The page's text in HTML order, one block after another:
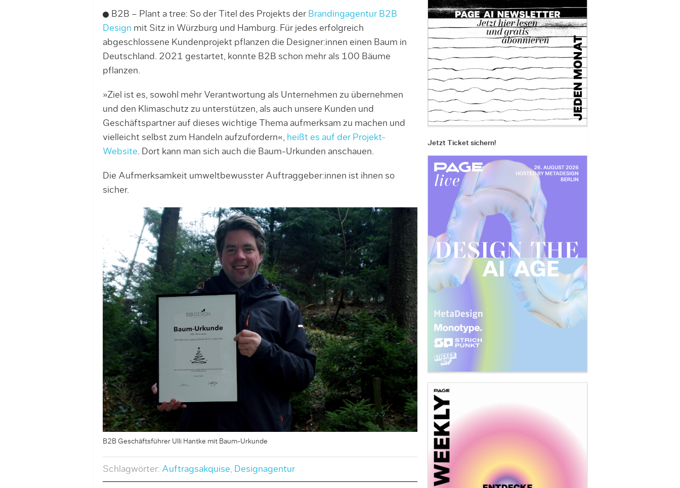
B2B – Plant a tree: So der Titel des Projekts der Brandingagentur B2B
Design mit Sitz in Würzburg und Hamburg. Für jedes erfolgreich
abgeschlossene Kundenprojekt pflanzen die Designer:innen einen Baum in
Deutschland. 2021 gestartet, konnte B2B schon mehr als 100 Bäume
pflanzen.
»Ziel ist es, sowohl mehr Verantwortung als Unternehmen zu übernehmen
und den Klimaschutz zu unterstützen, als auch unsere Kunden und
Geschäftspartner auf dieses wichtige Thema aufmerksam zu machen und
vielleicht selbst zum Handeln aufzufordern«, heißt es auf der Projekt-
Website. Dort kann man sich auch die Baum-Urkunden anschauen.
Die Aufmerksamkeit umweltbewusster Auftraggeber:innen ist ihnen so
sicher.
B2B Geschäftsführer Ulli Hantke mit Baum-Urkunde
Schlagwörter: Auftragsakquise, Designagentur
Jetzt Ticket sichern!